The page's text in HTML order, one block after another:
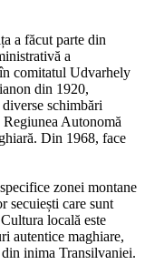
a făcut parte din
a
comitatul Udvarhely
din 1920,
schimbări
Autonomă
Din 1968, face
zonei montane
secuiești care sunt
locală este
autentice maghiare,
din inima Transilvaniei.